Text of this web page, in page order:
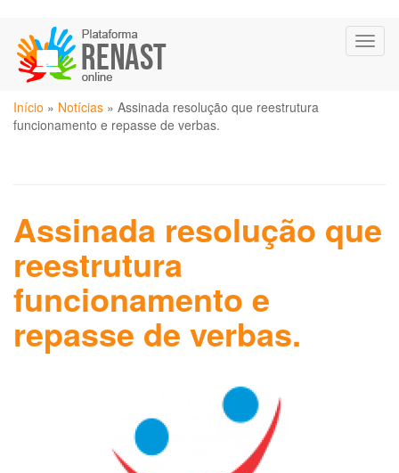
para
conteúdo
principal
Você
está
Início » Notícias » Assinada resolução que reestrutura
funcionamento e repasse de verbas.
Assinada resolução que
reestrutura
funcionamento e
repasse de verbas.